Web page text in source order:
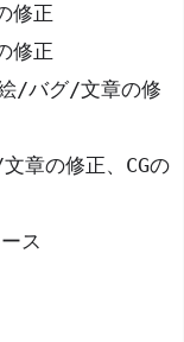
修正
修正
バグ/文章の修
の修正、CGの
ス